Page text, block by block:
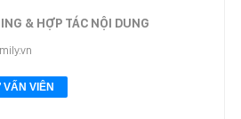
& HỢP TÁC NỘI DUNG
VIÊN